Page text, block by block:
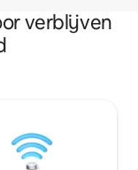
verblijven